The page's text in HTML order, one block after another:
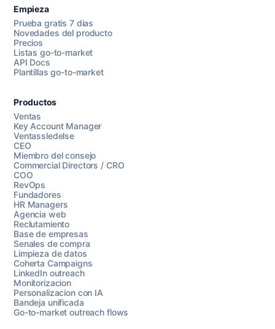
Empieza
Prueba gratis 7 dias
Novedades del producto
Precios
Listas go-to-market
API Docs
Plantillas go-to-market
Productos
Ventas
Key Account Manager
Ventassledelse
CEO
Miembro del consejo
Commercial Directors / CRO
COO
RevOps
Fundadores
HR Managers
Agencia web
Reclutamiento
Base de empresas
Senales de compra
Limpieza de datos
Coherta Campaigns
LinkedIn outreach
Monitorizacion
Personalizacion con IA
Bandeja unificada
Go-to-market outreach flows